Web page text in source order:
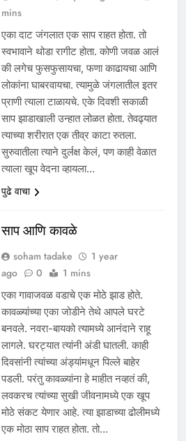
mins
एका दाट जंगलात एक साप राहत होता. तो
स्वभावाने थोडा रागीट होता. कोणी जवळ आलं
की लगेच फुसफुसायचा, फणा काढायचा आणि
लोकांना घाबरवायचा. त्यामुळे जंगलातील इतर
प्राणी त्याला टाळायचे. एके दिवशी सकाळी
साप झाडाखाली उन्हात लोळत होता. तेवढ्यात
त्याच्या शरीरात एक तीव्र काटा रुतला.
सुरुवातीला त्याने दुर्लक्ष केलं, पण काही वेळात
त्याला खूप वेदना व्हायला…
पुढे वाचा
साप आणि कावळे
soham tadake
1 year
ago
0 1 mins
एका गावाजवळ वडाचे एक मोठे झाड होते.
कावळ्यांच्या एका जोडीने तेथे आपले घरटे
बनवले. नवरा-बायको त्यामध्ये आनंदाने राहू
लागले. घरट्यात त्यांनी अंडी घातली. काही
दिवसांनी त्यांच्या अंड्यांमधून पिल्ले बाहेर
पडली. परंतु कावळ्यांना हे माहीत नव्हतं की,
लवकरच त्यांच्या सुखी जीवनामध्ये एक खूप
मोठे संकट येणार आहे. त्या झाडाच्या ढोलीमध्ये
एक मोठा साप राहत होता. तो…